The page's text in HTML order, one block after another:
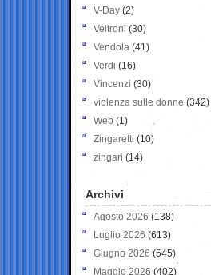
V-Day (2)
Veltroni (30)
Vendola (41)
Verdi (16)
Vincenzi (30)
violenza sulle donne (342)
Web (1)
Zingaretti (10)
zingari (14)
Archivi
Agosto 2026 (138)
Luglio 2026 (613)
Giugno 2026 (545)
Maggio 2026 (402)